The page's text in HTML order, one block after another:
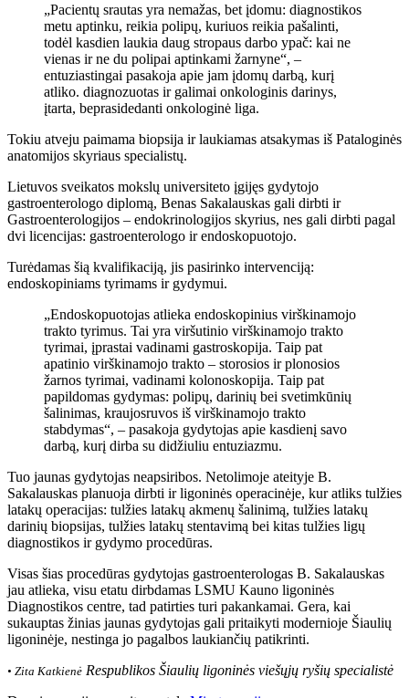
„Pacientų srautas yra nemažas, bet įdomu: diagnostikos
metu aptinku, reikia polipų, kuriuos reikia pašalinti,
todėl kasdien laukia daug stropaus darbo ypač: kai ne
vienas ir ne du polipai aptinkami žarnyne“, –
entuziastingai pasakoja apie jam įdomų darbą, kurį
atliko. diagnozuotas ir galimai onkologinis darinys,
įtarta, beprasidedanti onkologinė liga.
Tokiu atveju paimama biopsija ir laukiamas atsakymas iš Pataloginės
anatomijos skyriaus specialistų.
Lietuvos sveikatos mokslų universiteto įgijęs gydytojo
gastroenterologo diplomą, Benas Sakalauskas gali dirbti ir
Gastroenterologijos – endokrinologijos skyrius, nes gali dirbti pagal
dvi licencijas: gastroenterologo ir endoskopuotojo.
Turėdamas šią kvalifikaciją, jis pasirinko intervenciją:
endoskopiniams tyrimams ir gydymui.
„Endoskopuotojas atlieka endoskopinius virškinamojo
trakto tyrimus. Tai yra viršutinio virškinamojo trakto
tyrimai, įprastai vadinami gastroskopija. Taip pat
apatinio virškinamojo trakto – storosios ir plonosios
žarnos tyrimai, vadinami kolonoskopija. Taip pat
papildomas gydymas: polipų, darinių bei svetimkūnių
šalinimas, kraujosruvos iš virškinamojo trakto
stabdymas“, – pasakoja gydytojas apie kasdienį savo
darbą, kurį dirba su didžiuliu entuziazmu.
Tuo jaunas gydytojas neapsiribos. Netolimoje ateityje B.
Sakalauskas planuoja dirbti ir ligoninės operacinėje, kur atliks tulžies
latakų operacijas: tulžies latakų akmenų šalinimą, tulžies latakų
darinių biopsijas, tulžies latakų stentavimą bei kitas tulžies ligų
diagnostikos ir gydymo procedūras.
Visas šias procedūras gydytojas gastroenterologas B. Sakalauskas
jau atlieka, visu etatu dirbdamas LSMU Kauno ligoninės
Diagnostikos centre, tad patirties turi pakankamai. Gera, kai
sukauptas žinias jaunas gydytojas gali pritaikyti modernioje Šiaulių
ligoninėje, nestinga jo pagalbos laukiančių patikrinti.
• Zita Katkienė Respublikos Šiaulių ligoninės viešųjų ryšių specialistė